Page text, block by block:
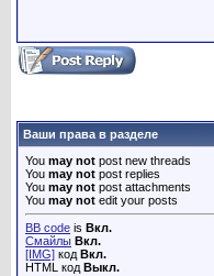
Ваши права в разделе
You may not post new threads
You may not post replies
You may not post attachments
You may not edit your posts
BB code is Вкл.
Смайлы Вкл.
[IMG] код Вкл.
HTML код Выкл.